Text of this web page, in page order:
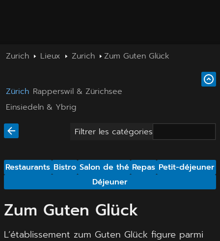
Zurich Lieux Zurich Zum Guten Glück
Zürich Rapperswil & Zürichsee
Einsiedeln & Ybrig
Filtrer les catégories
Restaurants Bistro Salon de thé Repas Petit-déjeuner
Déjeuner
Zum Guten Glück
L’établissement zum Guten Glück figure parmi